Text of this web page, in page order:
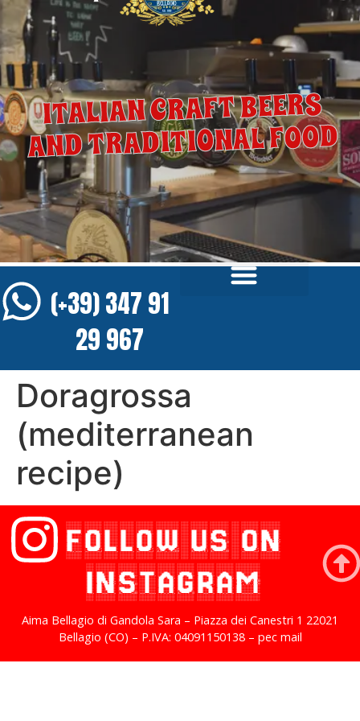
ITALIAN CRAFT BEERS
AND TRADITIONAL FOOD
(+39) 347 91
29 967
Doragrossa
(mediterranean
recipe)
FOLLOW US ON
INSTAGRAM
Aima Bellagio di Gandola Sara – Piazza dei Canestri 1 22021
Bellagio (CO) – P.IVA: 04091150138 – pec mail